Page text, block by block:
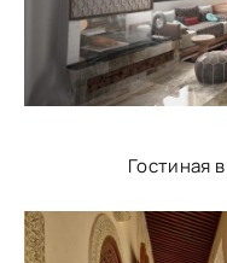
Гостиная